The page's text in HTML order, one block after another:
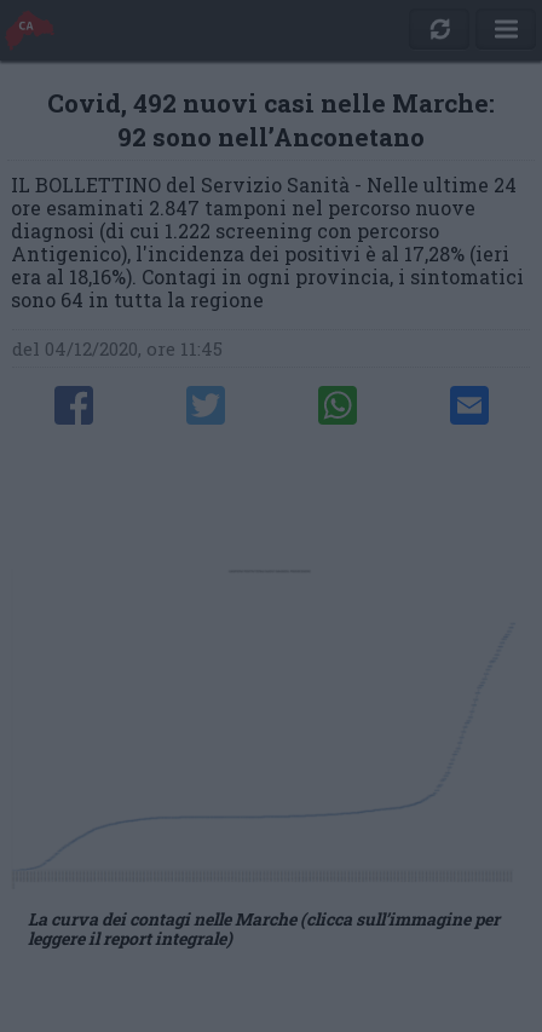
Covid, 492 nuovi casi nelle Marche:
92 sono nell’Anconetano
IL BOLLETTINO del Servizio Sanità - Nelle ultime 24
ore esaminati 2.847 tamponi nel percorso nuove
diagnosi (di cui 1.222 screening con percorso
Antigenico), l'incidenza dei positivi è al 17,28% (ieri
era al 18,16%). Contagi in ogni provincia, i sintomatici
sono 64 in tutta la regione
del 04/12/2020, ore 11:45
La curva dei contagi nelle Marche (clicca sull’immagine per
leggere il report integrale)